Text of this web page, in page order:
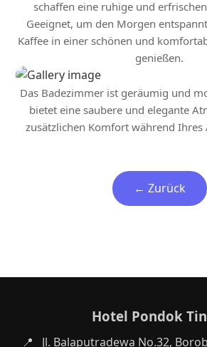
schaffen eine ruhige und
Geeignet, um den Morgen
Kaffee in einer schönen und
genießen.
Das Badezimmer ist geräumig und
bietet eine saubere und elegante
zusätzlichen Komfort während Ihres
← Zurück
Hotel Pondok
📍 Jl. Balaputradewa No.32,